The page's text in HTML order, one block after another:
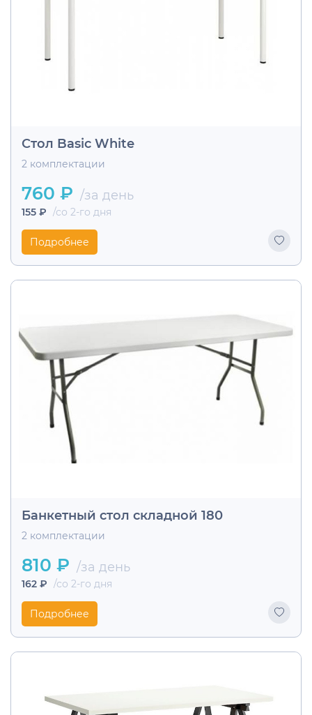
Стол Basic White
2 комплектации
760 ₽ /за день
155 ₽ /со 2-го дня
Подробнее
Банкетный стол складной 180
2 комплектации
810 ₽ /за день
162 ₽ /со 2-го дня
Подробнее